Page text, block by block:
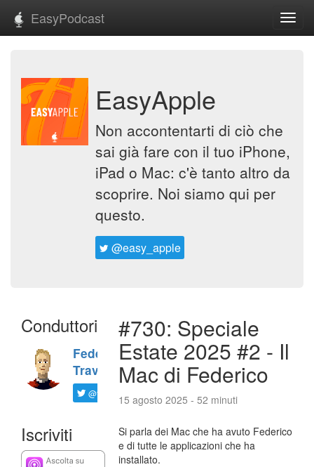
EasyPodcast
EasyApple
Non accontentarti di ciò che
sai già fare con il tuo iPhone,
iPad o Mac: c'è tanto altro da
scoprire. Noi siamo qui per
questo.
@easy_apple
Conduttori
Federico
Travaini
@ftrava
Iscriviti
#730: Speciale
Estate 2025 #2 - Il
Mac di Federico
15 agosto 2025 - 52 minuti
Si parla dei Mac che ha avuto Federico
e di tutte le applicazioni che ha
installato.